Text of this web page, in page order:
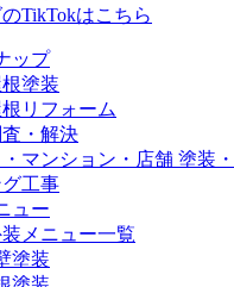
ップ
塗装
リフォーム
・解決
マンション・店舗 塗装
工事
ュー
メニュー一覧
塗装